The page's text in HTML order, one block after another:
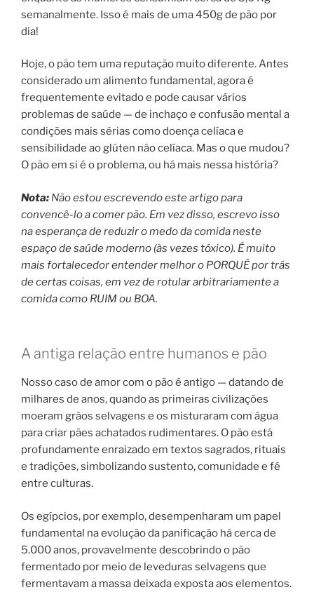
semanalmente. Isso é mais de uma 450g de pão por
dia!
Hoje, o pão tem uma reputação muito diferente. Antes
considerado um alimento fundamental, agora é
frequentemente evitado e pode causar vários
problemas de saúde — de inchaço e confusão mental a
condições mais sérias como doença celíaca e
sensibilidade ao glúten não celíaca. Mas o que mudou?
O pão em si é o problema, ou há mais nessa história?
Nota: Não estou escrevendo este artigo para
convencê-lo a comer pão. Em vez disso, escrevo isso
na esperança de reduzir o medo da comida neste
espaço de saúde moderno (às vezes tóxico). É muito
mais fortalecedor entender melhor o PORQUÊ por trás
de certas coisas, em vez de rotular arbitrariamente a
comida como RUIM ou BOA.
A antiga relação entre humanos e pão
Nosso caso de amor com o pão é antigo — datando de
milhares de anos, quando as primeiras civilizações
moeram grãos selvagens e os misturaram com água
para criar pães achatados rudimentares. O pão está
profundamente enraizado em textos sagrados, rituais
e tradições, simbolizando sustento, comunidade e fé
entre culturas.
Os egípcios, por exemplo, desempenharam um papel
fundamental na evolução da panificação há cerca de
5.000 anos, provavelmente descobrindo o pão
fermentado por meio de leveduras selvagens que
fermentavam a massa deixada exposta aos elementos.